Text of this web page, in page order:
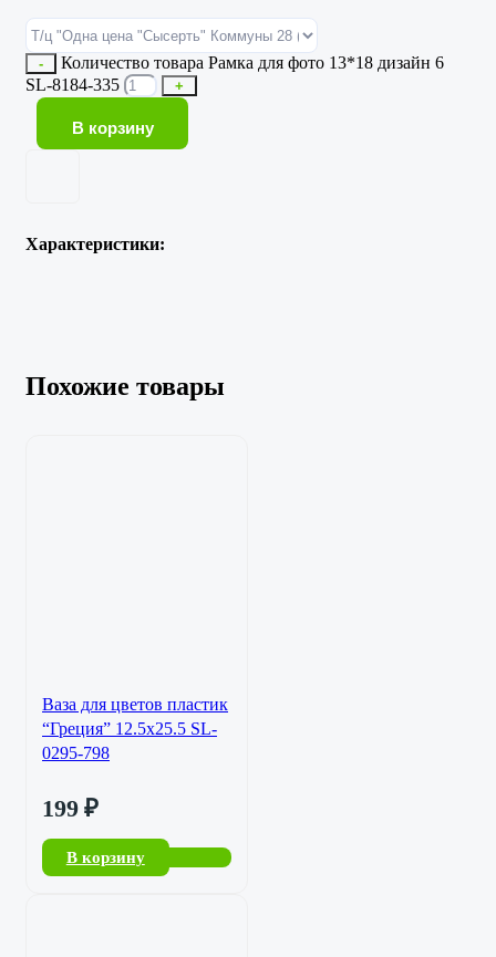
-
Количество товара Рамка для фото 13*18 дизайн 6
SL-8184-335
+
В корзину
Характеристики:
Похожие товары
Ваза для цветов пластик
“Греция” 12.5х25.5 SL-
0295-798
199 ₽
В корзину